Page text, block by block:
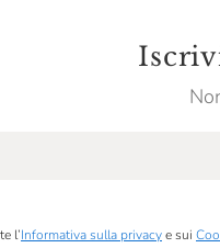
l’Informativa sulla privacye sui